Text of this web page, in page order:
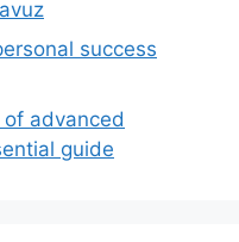
success
advanced
guide